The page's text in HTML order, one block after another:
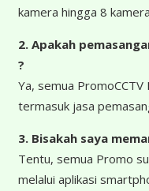
kamera hingga 8
2. Apakah
?
Ya, semua PromoCCTV
termasuk jasa
3. Bisakah saya
Tentu, semua Promo
melalui aplikasi